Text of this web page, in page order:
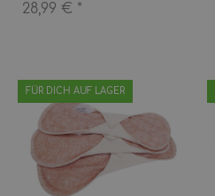
28,99 € *
FÜR DICH AUF LAGER